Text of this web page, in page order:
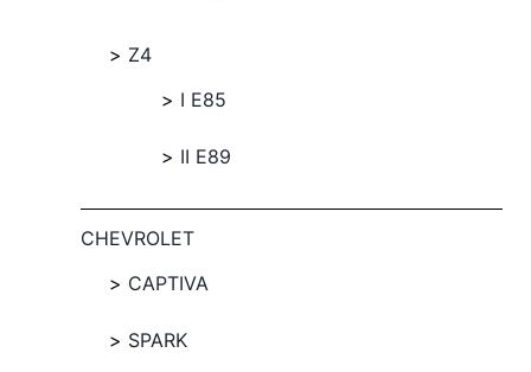
Z4
I E85
II E89
CHEVROLET
CAPTIVA
SPARK